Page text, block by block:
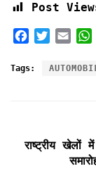
Post
c
k
i
a
a
p
Tags:
राष्ट्रीय खेलों